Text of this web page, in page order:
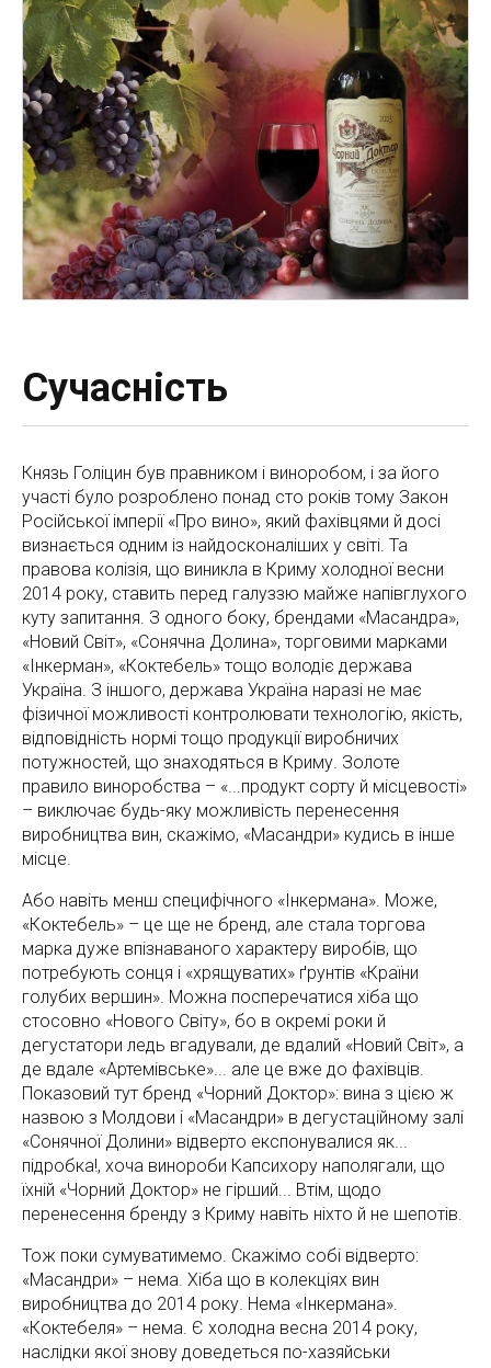
Сучасність
Князь Голіцин був правником і виноробом, і за його
участі було розроблено понад сто років тому Закон
Російської імперії «Про вино», який фахівцями й досі
визнається одним із найдосконаліших у світі. Та
правова колізія, що виникла в Криму холодної весни
2014 року, ставить перед галуззю майже напівглухого
куту запитання. З одного боку, брендами «Масандра»,
«Новий Світ», «Сонячна Долина», торговими марками
«Інкерман», «Коктебель» тощо володіє держава
Україна. З іншого, держава Україна наразі не має
фізичної можливості контролювати технологію, якість,
відповідність нормі тощо продукції виробничих
потужностей, що знаходяться в Криму. Золоте
правило виноробства – «...продукт сорту й місцевості»
– виключає будь-яку можливість перенесення
виробництва вин, скажімо, «Масандри» кудись в інше
місце.
Або навіть менш специфічного «Інкермана». Може,
«Коктебель» – це ще не бренд, але стала торгова
марка дуже впізнаваного характеру виробів, що
потребують сонця і «хрящуватих» ґрунтів «Країни
голубих вершин». Можна посперечатися хіба що
стосовно «Нового Світу», бо в окремі роки й
дегустатори ледь вгадували, де вдалий «Новий Світ», а
де вдале «Артемівське»... але це вже до фахівців.
Показовий тут бренд «Чорний Доктор»: вина з цією ж
назвою з Молдови і «Масандри» в дегустаційному залі
«Сонячної Долини» відверто експонувалися як...
підробка!, хоча винороби Капсихору наполягали, що
їхній «Чорний Доктор» не гірший... Втім, щодо
перенесення бренду з Криму навіть ніхто й не шепотів.
Тож поки сумуватимемо. Скажімо собі відверто:
«Масандри» – нема. Хіба що в колекціях вин
виробництва до 2014 року. Нема «Інкермана».
«Коктебеля» – нема. Є холодна весна 2014 року,
наслідки якої знову доведеться по-хазяйськи